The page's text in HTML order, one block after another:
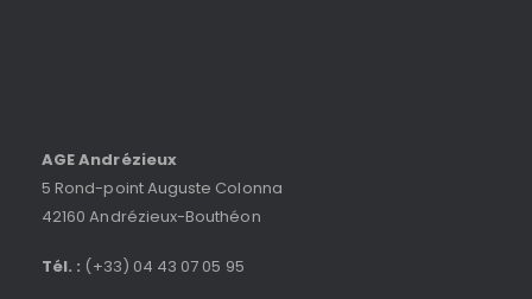
AGE Andrézieux
5 Rond-point Auguste Colonna
42160 Andrézieux-Bouthéon
Tél. : (+33) 04 43 07 05 95